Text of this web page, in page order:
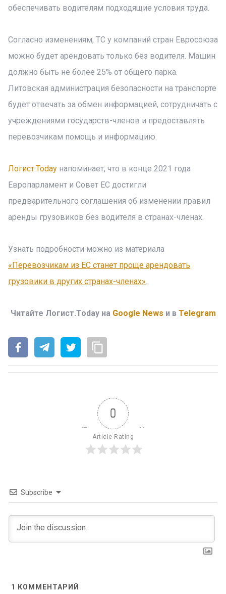
обеспечивать водителям подходящие условия труда.
Согласно изменениям, ТС у компаний стран Евросоюза
можно будет арендовать только без водителя. Машин
должно быть не более 25% от общего парка.
Литовская администрация безопасности на транспорте
будет отвечать за обмен информацией, сотрудничать с
учреждениями государств-членов и предоставлять
перевозчикам помощь и информацию.
Логист.Today напоминает, что в конце 2021 года
Европарламент и Совет ЕС достигли
предварительного соглашения об изменении правил
аренды грузовиков без водителя в странах-членах.
Узнать подробности можно из материала
«Перевозчикам из ЕС станет проще арендовать
грузовики в других странах-членах».
Читайте Логист.Today на Google News и в Telegram
0
Article Rating
Subscribe
1 КОММЕНТАРИЙ